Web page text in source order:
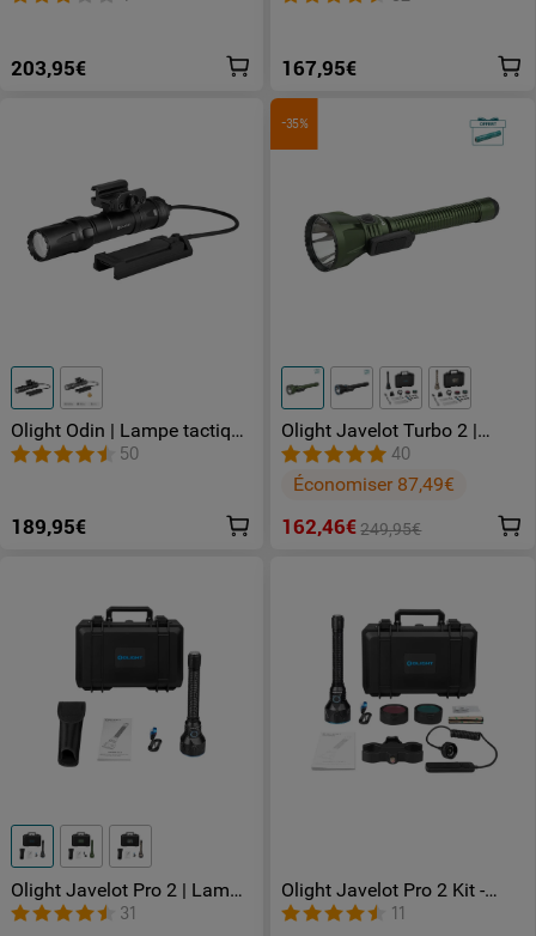
Blanche pour Fusils
203,95€ 167,95€
Olight Odin | Lampe tactique
puissante
50
189,95€
-35%
Olight Javelot Turbo 2 |
Lampe tactique de taille
standard à longue portée
40
Économiser 87,49€
162,46€ 249,95€
Olight Javelot Pro 2 | Lampe
Tactique Ultra Puissante
Longue Portée
31
Olight Javelot Pro 2 Kit -
Lampe Tactique Ultra
Puissante avec Accessoires
11